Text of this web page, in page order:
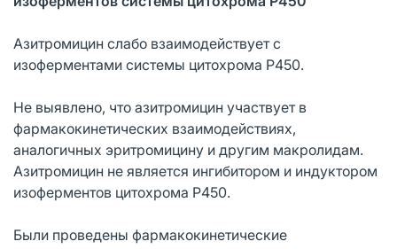
Азитромицин слабо взаимодействует с
изоферментами системы цитохрома Р450.
Не выявлено, что азитромицин участвует в
фармакокинетических взаимодействиях,
аналогичных эритромицину и другим макролидам.
Азитромицин не является ингибитором и индуктором
изоферментов цитохрома Р450.
Были проведены фармакокинетические